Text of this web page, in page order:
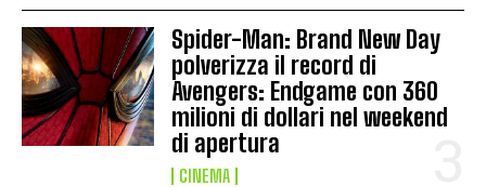
Spider-Man: Brand New Day
polverizza il record di
Avengers: Endgame con 360
milioni di dollari nel weekend
di apertura
CINEMA